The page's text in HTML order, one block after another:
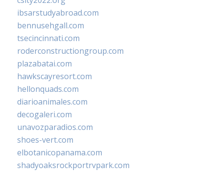
ibsarstudyabroad.com
bennusehgall.com
tsecincinnati.com
roderconstructiongroup.com
plazabatai.com
hawkscayresort.com
hellonquads.com
diarioanimales.com
decogaleri.com
unavozparadios.com
shoes-vert.com
elbotanicopanama.com
shadyoaksrockportrvpark.com